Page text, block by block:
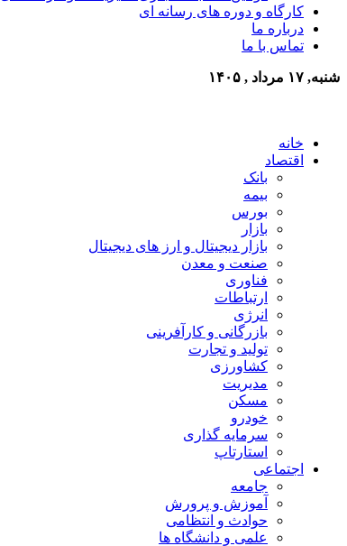
کارگاه و دوره های رسانه ای
درباره ما
تماس با ما
شنبه, ۱۷ مرداد , ۱۴۰۵
خانه
اقتصاد
بانک
بیمه
بورس
بازار
بازار دیجیتال و ارز های دیجیتال
صنعت و معدن
فناوری
ارتباطات
انرژی
بازرگانی و کارآفرینی
تولید و تجارت
کشاورزی
مدیریت
مسکن
خودرو
سرمایه گذاری
استارتاپ
اجتماعی
جامعه
آموزش و پرورش
حوادث و انتظامی
علمی و دانشگاه ها